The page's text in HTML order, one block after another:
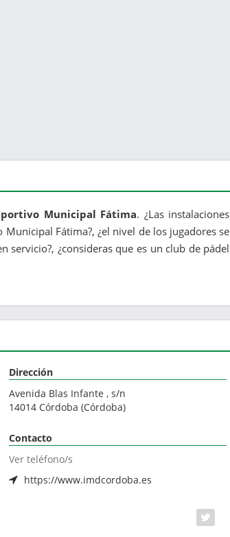
Municipal Fátima. ¿Las instalaciones
Fátima?, ¿el nivel de los jugadores se
servicio?, ¿consideras que es un club de pádel
Dirección
Avenida Blas Infante , s/n
14014 Córdoba (Córdoba)
Contacto
Ver teléfono/s
https://www.imdcordoba.es